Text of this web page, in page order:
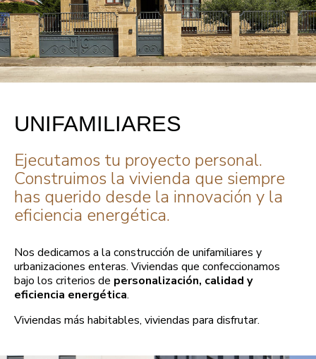
UNIFAMILIARES
Ejecutamos tu proyecto personal.
Construimos la vivienda que siempre
has querido desde la innovación y la
eficiencia energética.
Nos dedicamos a la construcción de unifamiliares y
urbanizaciones enteras. Viviendas que confeccionamos
bajo los criterios de personalización, calidad y
eficiencia energética.
Viviendas más habitables, viviendas para disfrutar.